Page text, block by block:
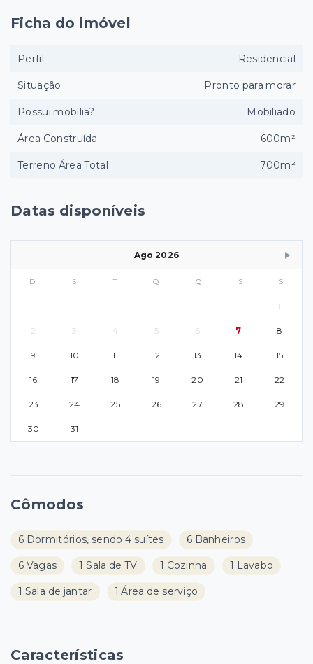
Datas disponíveis
Ago 2026
D S T Q Q S S
1
2 3 4 5 6 7 8
9 10 11 12 13 14 15
16 17 18 19 20 21 22
23 24 25 26 27 28 29
30 31
Cômodos
6 Dormitórios, sendo 4 suítes 6 Banheiros
6 Vagas 1 Sala de TV 1 Cozinha 1 Lavabo
1 Sala de jantar 1 Área de serviço
Características
Ficha do imóvel
Perfil Residencial
Situação Pronto para morar
Possui mobília? Mobiliado
Área Construída 600m²
Terreno Área Total 700m²